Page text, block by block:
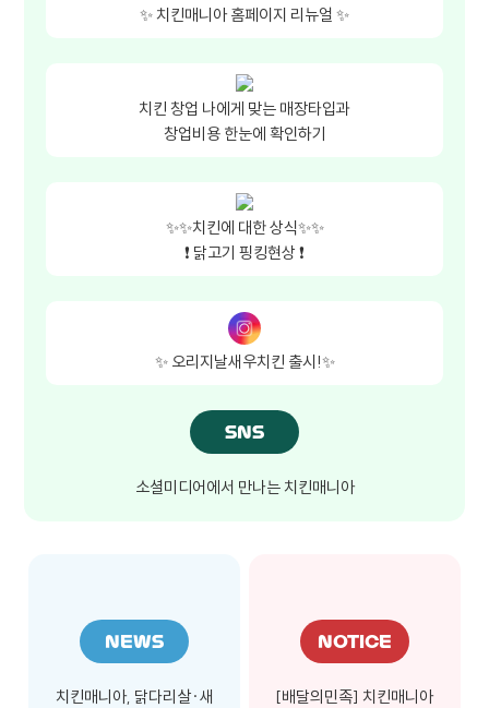
✨ 치킨매니아 홈페이지 리뉴얼 ✨
치킨 창업 나에게 맞는 매장타입과
창업비용 한눈에 확인하기
✨✨치킨에 대한 상식✨✨
❗ 닭고기 핑킹현상 ❗
✨ 오리지날새우치킨 출시!✨
SNS
소셜미디어에서 만나는 치킨매니아
NEWS
치킨매니아, 닭다리살·새
NOTICE
[배달의민족] 치킨매니아